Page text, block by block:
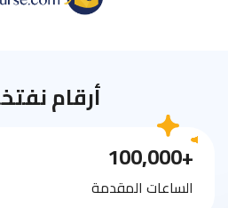
أرقام
+100,000
الساعات المقدمة